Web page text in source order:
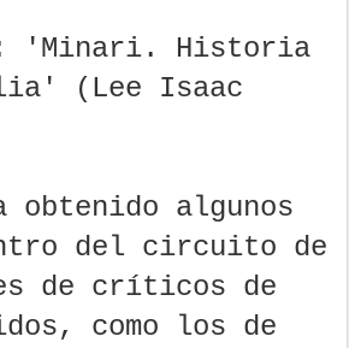
'Minari. Historia
(Lee Isaac
obtenido algunos
del circuito de
de críticos de
como los de